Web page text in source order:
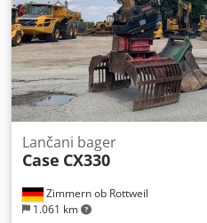
Zimmern ob Rottweil
1.061 km
Lančani bager
Case CX330